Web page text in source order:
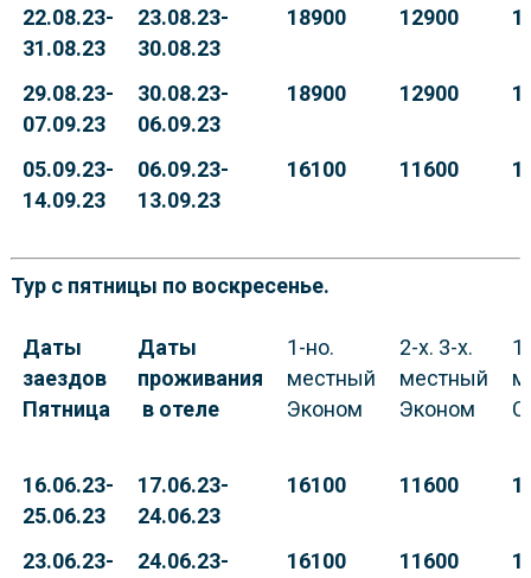
22.08.23-
31.08.23
23.08.23-
30.08.23
18900 12900
29.08.23-
07.09.23
30.08.23-
06.09.23
18900 12900
05.09.23-
14.09.23
06.09.23-
13.09.23
16100 11600
Тур с пятницы по воскресенье.
Даты
заездов
Пятница
Даты
проживания
в отеле
1-но.
местный
Эконом
2-х. 3-х.
местный
Эконом
16.06.23-
25.06.23
17.06.23-
24.06.23
16100 11600
23.06.23-
24.06.23-
16100 11600